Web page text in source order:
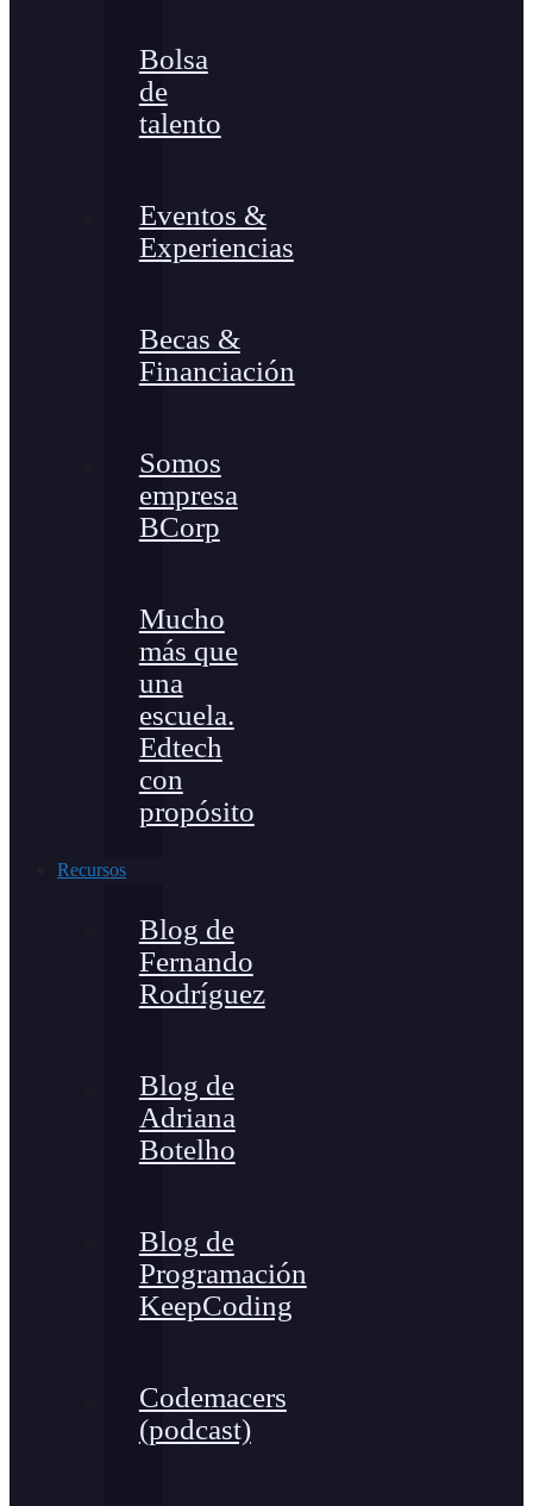
Bolsa
de
talento
Eventos &
Experiencias
Becas &
Financiación
Somos
empresa
BCorp
Mucho
más que
una
escuela.
Edtech
con
propósito
Recursos
Blog de
Fernando
Rodríguez
Blog de
Adriana
Botelho
Blog de
Programación
KeepCoding
Codemacers
(podcast)